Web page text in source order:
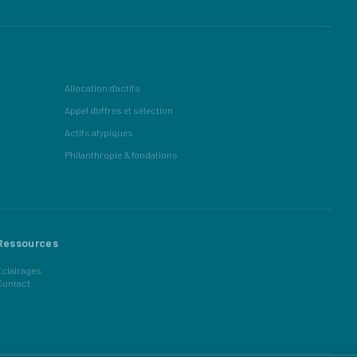
Allocation d'actifs
Appel d'offres et sélection
Actifs atypiques
Philanthropie & fondations